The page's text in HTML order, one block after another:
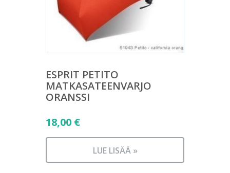
ESPRIT PETITO
MATKASATEENVARJO
ORANSSI
18,00 €
LUE LISÄÄ »